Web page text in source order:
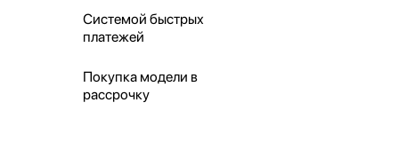
Системой быстрых
платежей
Покупка модели в
рассрочку